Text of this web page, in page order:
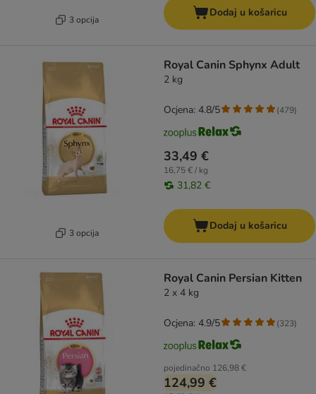
3 opcija
Dodaj u košaricu
3 opcija
Royal Canin Sphynx Adult
2 kg
33,49 €
16,75 € / kg
31,82 €
Ocjena: 4.8/5 (479)
Dodaj u košaricu
Royal Canin Persian Kitten
2 x 4 kg
pojedinačno 126,98 €
124,99 €
Ocjena: 4.9/5 (323)